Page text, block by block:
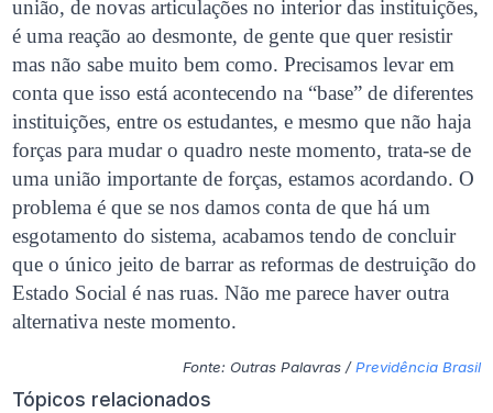
união, de novas articulações no interior das instituições,
é uma reação ao desmonte, de gente que quer resistir
mas não sabe muito bem como. Precisamos levar em
conta que isso está acontecendo na “base” de diferentes
instituições, entre os estudantes, e mesmo que não haja
forças para mudar o quadro neste momento, trata-se de
uma união importante de forças, estamos acordando. O
problema é que se nos damos conta de que há um
esgotamento do sistema, acabamos tendo de concluir
que o único jeito de barrar as reformas de destruição do
Estado Social é nas ruas. Não me parece haver outra
alternativa neste momento.
Fonte: Outras Palavras /Previdência Brasil
Tópicos relacionados